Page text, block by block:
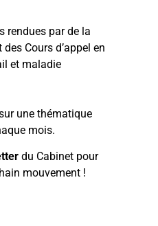
rendues par de la
Cours d’appel en
et maladie
une thématique
mois.
du Cabinet pour
mouvement !